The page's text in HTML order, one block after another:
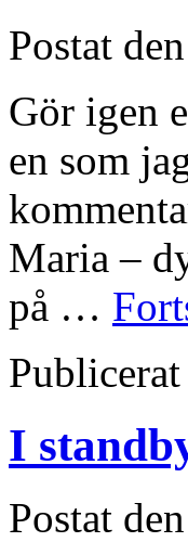
Postat den
Gör igen
en som
Maria –
på …
I
Postat den